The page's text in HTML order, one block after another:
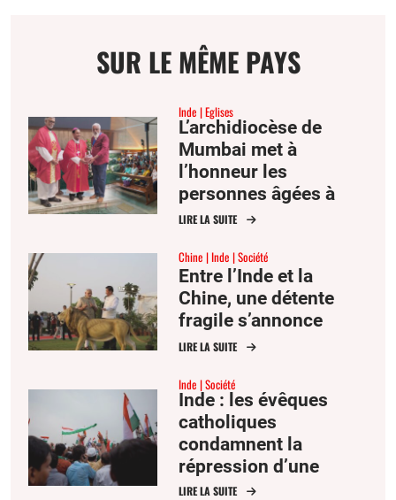
SUR LE MÊME PAYS
Inde Eglises
L’archidiocèse de
Mumbai met à
l’honneur les
personnes âgées à
l’occasion de la fête
Anne
LIRE LA SUITE
Chine Inde Société
Entre l’Inde et la
Chine, une détente
fragile s’annonce
LIRE LA SUITE
Inde Société
Inde : les évêques
catholiques
condamnent la
répression d’une
manifestation
LIRE LA SUITE